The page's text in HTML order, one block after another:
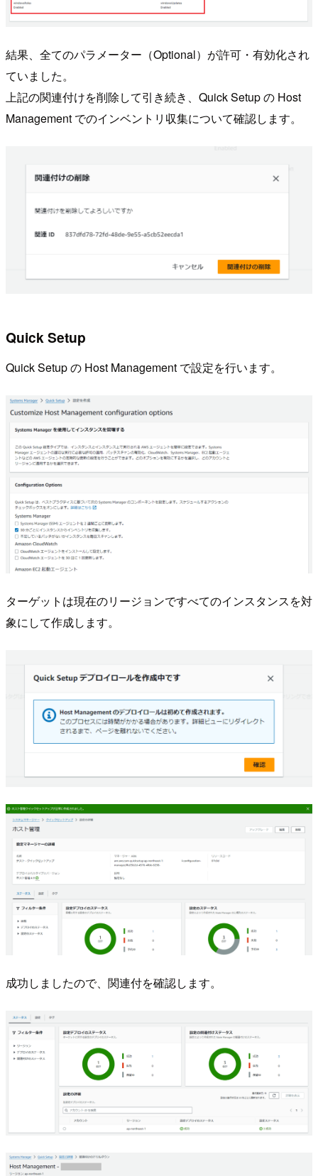
結果、全てのパラメーター（Optional）が許可・有効化され
ていました。
上記の関連付けを削除して引き続き、Quick Setup の Host
Management でのインベントリ収集について確認します。
Quick Setup
Quick Setup の Host Management で設定を行います。
ターゲットは現在のリージョンですべてのインスタンスを対
象にして作成します。
成功しましたので、関連付を確認します。